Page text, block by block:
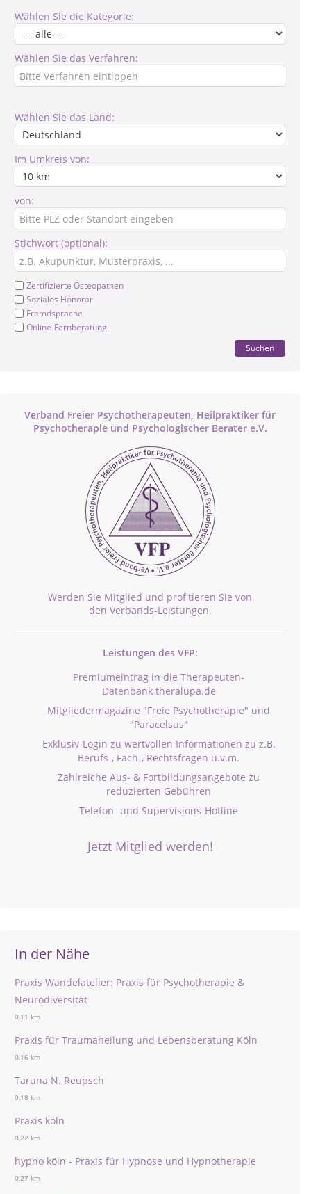
Wählen Sie die Kategorie:
Wählen Sie das Verfahren:
Wählen Sie das Land:
Im Umkreis von:
von:
Stichwort (optional):
Zertifizierte Osteopathen
Soziales Honorar
Fremdsprache
Online-Fernberatung
Suchen
Verband Freier Psychotherapeuten, Heilpraktiker für
Psychotherapie und Psychologischer Berater e.V.
Werden Sie Mitglied und profitieren Sie von
den Verbands-Leistungen.
Leistungen des VFP:
Premiumeintrag in die Therapeuten-
Datenbank theralupa.de
Mitgliedermagazine "Freie Psychotherapie" und
"Paracelsus"
Exklusiv-Login zu wertvollen Informationen zu z.B.
Berufs-, Fach-, Rechtsfragen u.v.m.
Zahlreiche Aus- & Fortbildungsangebote zu
reduzierten Gebühren
Telefon- und Supervisions-Hotline
Jetzt Mitglied werden!
In der Nähe
Praxis Wandelatelier: Praxis für Psychotherapie &
Neurodiversität
0,11 km
Praxis für Traumaheilung und Lebensberatung Köln
0,16 km
Taruna N. Reupsch
0,18 km
Praxis köln
0,22 km
hypno köln - Praxis für Hypnose und Hypnotherapie
0,27 km